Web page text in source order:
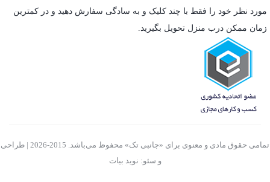
مورد نظر خود را فقط با چند کلیک و به سادگی سفارش دهید و در کمترین
زمان ممکن درب منزل تحویل بگیرید.
تمامی حقوق مادی و معنوی برای «جانبی تک» محفوظ می‌باشد. 2015-2026 | طراحی
و سئو: نوید بیات